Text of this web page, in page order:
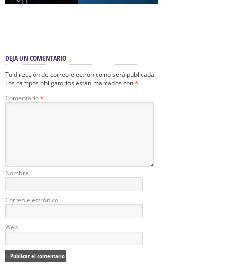
DEJA UN COMENTARIO
Tu dirección de correo electrónico no será publicada.
Los campos obligatorios están marcados con*
Comentario*
Nombre
Correo electrónico
Web